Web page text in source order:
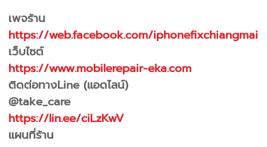
เพจร้าน
https://web.facebook.com/iphonefixchiangmai
เว็บไซต์
https://www.mobilerepair-eka.com
ติดต่อทางLine (แอดไลน์)
@take_care
https://lin.ee/ciLzKwV
แผนที่ร้าน